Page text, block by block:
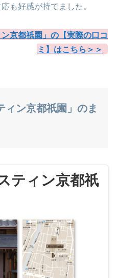
も好感が持てました。
ン京都祇園」の【実際の口コ
ミ】はこちら＞＞
ィン京都祇園」のま
ティン京都祇